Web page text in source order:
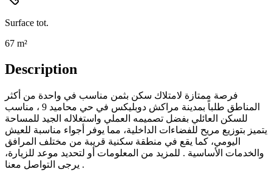
Surface tot.
67 m²
Description
فرصة ممتازة لامتلاك سكن بثمن مناسب في واحدة من أكثر
المناطق طلباً بمدينة مراكش دوبليكس في حي محاميد 9 ، مناسب
للسكن العائلي بفضل تصميمه العملي واستغلاله الجيد للمساحة
يتميز بتوزيع مريح للفضاءات الداخلية، مما يوفر أجواء مناسبة للعيش
اليومي، كما يقع في منطقة سكنية قريبة من مختلف المرافق
والخدمات الأساسية . للمزيد من المعلومات أو لتحديد موعد للزيارة،
يرجى التواصل معنا .